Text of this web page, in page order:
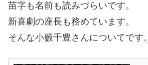
苗字も名前も読みづらいです。
新喜劇の座長も務めています。
そんな小籔千豊さんについてです。